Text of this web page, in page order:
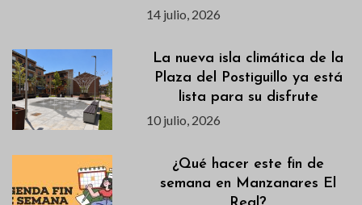
14 julio, 2026
La nueva isla climática de la
Plaza del Postiguillo ya está
lista para su disfrute
10 julio, 2026
¿Qué hacer este fin de
semana en Manzanares El